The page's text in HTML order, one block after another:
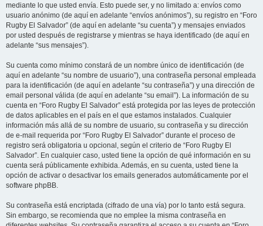
mediante lo que usted envía. Esto puede ser, y no limitado a: envíos como
usuario anónimo (de aquí en adelante “envíos anónimos”), su registro en “Foro
Rugby El Salvador” (de aquí en adelante “su cuenta”) y mensajes enviados
por usted después de registrarse y mientras se haya identificado (de aquí en
adelante “sus mensajes”).
Su cuenta como mínimo constará de un nombre único de identificación (de
aquí en adelante “su nombre de usuario”), una contraseña personal empleada
para la identificación (de aquí en adelante “su contraseña”) y una dirección de
email personal válida (de aquí en adelante “su email”). La información de su
cuenta en “Foro Rugby El Salvador” está protegida por las leyes de protección
de datos aplicables en el país en el que estamos instalados. Cualquier
información más allá de su nombre de usuario, su contraseña y su dirección
de e-mail requerida por “Foro Rugby El Salvador” durante el proceso de
registro será obligatoria u opcional, según el criterio de “Foro Rugby El
Salvador”. En cualquier caso, usted tiene la opción de qué información en su
cuenta será públicamente exhibida. Además, en su cuenta, usted tiene la
opción de activar o desactivar los emails generados automáticamente por el
software phpBB.
Su contraseña está encriptada (cifrado de una vía) por lo tanto está segura.
Sin embargo, se recomienda que no emplee la misma contraseña en